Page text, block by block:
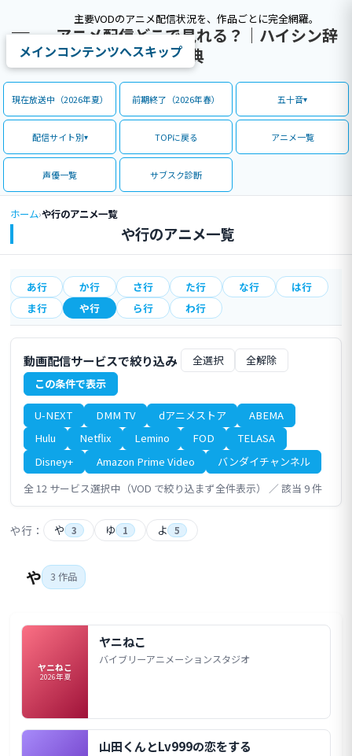
主要VODのアニメ配信状況を、作品ごとに完全網羅。
アニメ配信どこで見れる？｜ハイシン辞
典
メインコンテンツへスキップ
現在放送中（2026年夏） 前期終了（2026年春） 五十音
配信サイト別 TOPに戻る アニメ一覧
声優一覧 サブスク診断
ホーム›や行のアニメ一覧
や行のアニメ一覧
あ行 か行 さ行 た行 な行
は行
ま行
や行 ら行 わ行
動画配信サービスで絞り込み 全選択
全解除
この条件で表示
U-NEXT DMM TV dアニメストア
ABEMA
Hulu
Netflix Lemino FOD
TELASA
Disney+
Amazon Prime Video
バンダイチャンネル
全 12 サービス選択中（VOD で絞り込まず全件表示） ／ 該当 9 件
や行： や 3 ゆ 1 よ 5
や 3 作品
ヤニねこ
2026年夏
ヤニねこ
バイブリーアニメーションスタジオ
山田くんとLv999の恋をする